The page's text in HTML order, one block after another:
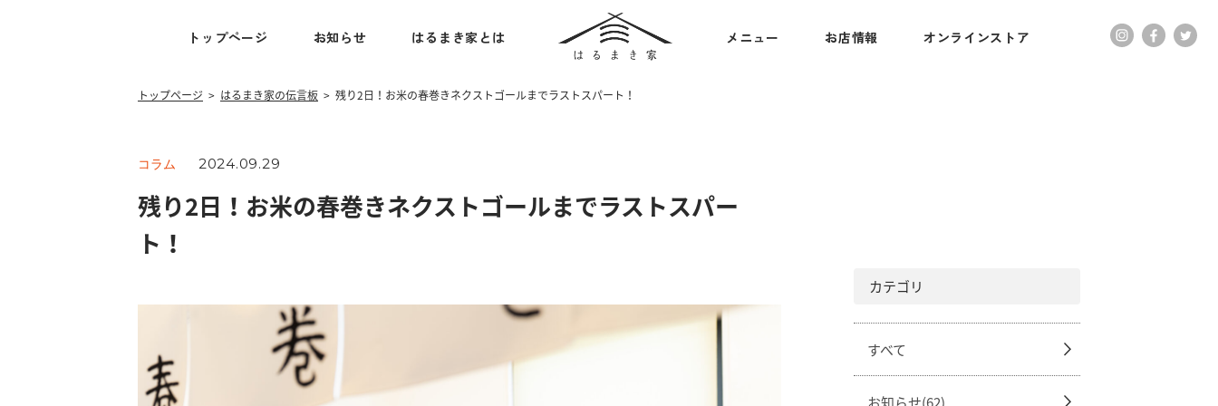
トップページ お知らせ はるまき家とは メニュー お店情報 オンラインストア
トップページ > はるまき家の伝言板 > 残り2日！お米の春巻きネクストゴールまでラストスパート！
コラム 2024.09.29
残り2日！お米の春巻きネクストゴールまでラストスパー
ト！
カテゴリ
すべて